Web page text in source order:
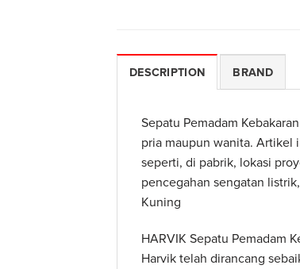
DESCRIPTION BRAND
Sepatu Pemadam
pria maupun wanita. Artikel
seperti, di pabrik, lokasi
pencegahan sengatan
Kuning
HARVIK Sepatu Pemadam
Harvik telah dirancang